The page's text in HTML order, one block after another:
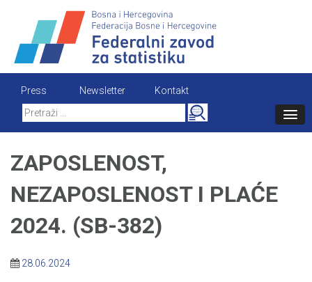
content
Press Newsletter
Kontakt
Search
for:
ZAPOSLENOST,
NEZAPOSLENOST I PLAĆE
2024. (SB-382)
28.06.2024